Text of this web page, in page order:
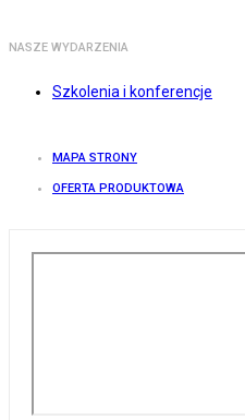
NASZE WYDARZENIA
Szkolenia i konferencje
MAPA STRONY
OFERTA PRODUKTOWA